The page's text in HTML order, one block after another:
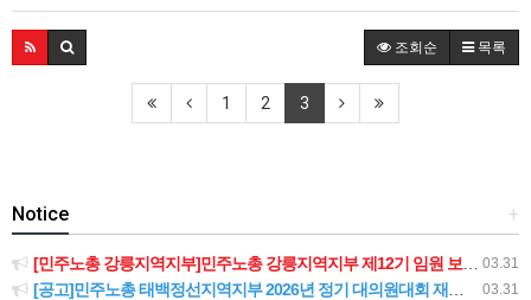
조회순 목록
1 2 3
+
Notice
03.31
[민주노총 강릉지역지부]민주노총 강릉지역지부 제12기 임원 보궐선거결과 공고
03.31
[공고]민주노총 태백정선지역지부 2026년 정기 대의원대회 재소집 건